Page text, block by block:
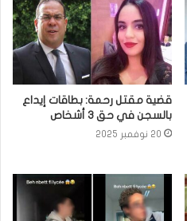
قضية مقتل رحمة: بطاقات إيداع
بالسجن في حق 3 أشخاص
20 نوفمبر 2025